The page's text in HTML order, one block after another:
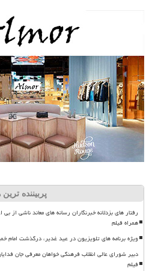
پربیننده ترین
رفتار های بزدلانه خبرنگاران رسانه های معاند ناشی از
همراه فیلم
ویژه برنامه های تلویزیون در عید غدیر، درگذشت امام خمینی
دبیر شورای عالی انقلاب فرهنگی خواهان معرفی جان
فیلم